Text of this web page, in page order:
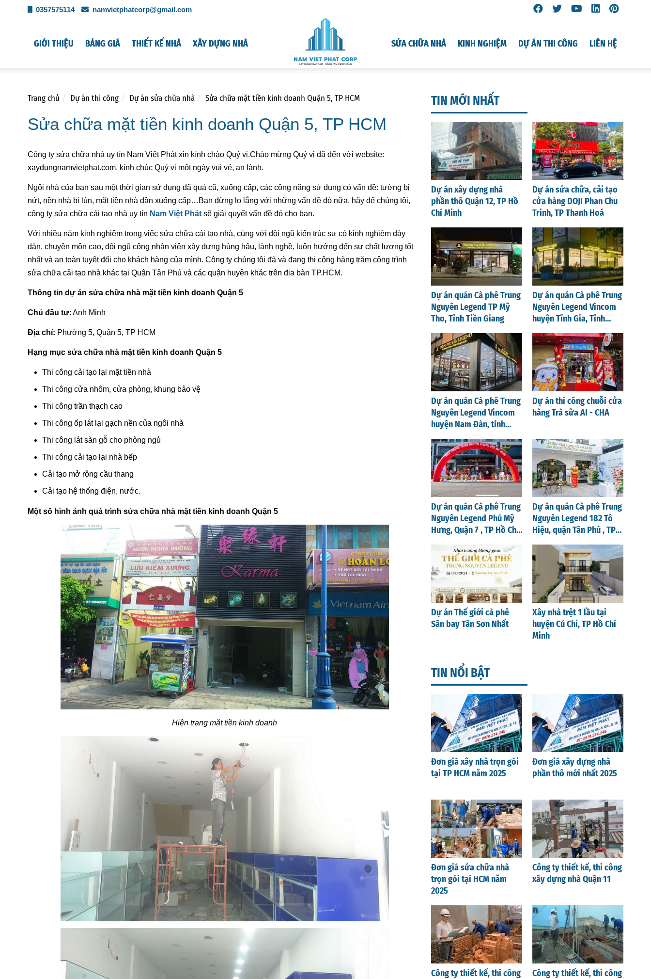
0357575114 namvietphatcorp@gmail.com
GIỚI THIỆU BẢNG GIÁ THIẾT KẾ NHÀ XÂY DỰNG NHÀ SỬA CHỮA NHÀ KINH NGHIỆM DỰ ÁN THI CÔNG LIÊN HỆ
Trang chủ Dự án thi công Dự án sửa chữa nhà Sửa chữa mặt tiền kinh doanh Quận 5, TP HCM
Sửa chữa mặt tiền kinh doanh Quận 5, TP HCM
Công ty sửa chữa nhà uy tín Nam Việt Phát xin kính chào Quý vị.Chào mừng Quý vị đã đến với website:
xaydungnamvietphat.com, kính chúc Quý vị một ngày vui vẻ, an lành.
Ngôi nhà của bạn sau một thời gian sử dụng đã quá cũ, xuống cấp, các công năng sử dụng có vấn đề: tường bị
nứt, nền nhà bị lún, mặt tiền nhà dần xuống cấp…Bạn đừng lo lắng với những vấn đề đó nữa, hãy để chúng tôi,
công ty sửa chữa cải tạo nhà uy tín Nam Việt Phát sẽ giải quyết vấn đề đó cho bạn.
Với nhiều năm kinh nghiệm trong việc sửa chữa cải tạo nhà, cùng với đội ngũ kiến trúc sư có kinh nghiệm dày
dặn, chuyên môn cao, đội ngũ công nhân viên xây dựng hùng hậu, lành nghề, luôn hướng đến sự chất lượng tốt
nhất và an toàn tuyệt đối cho khách hàng của mình. Công ty chúng tôi đã và đang thi công hàng trăm công trình
sửa chữa cải tạo nhà khác tại Quận Tân Phú và các quận huyện khác trên địa bàn TP.HCM.
Thông tin dự án sửa chữa nhà mặt tiền kinh doanh Quận 5
Chủ đầu tư: Anh Minh
Địa chỉ: Phường 5, Quận 5, TP HCM
Hạng mục sửa chữa nhà mặt tiền kinh doanh Quận 5
Thi công cải tạo lại mặt tiền nhà
Thi công cửa nhôm, cửa phòng, khung bảo vệ
Thi công trần thạch cao
Thi công ốp lát lại gạch nền của ngôi nhà
Thi công lát sàn gỗ cho phòng ngủ
Thi công cải tạo lại nhà bếp
Cải tạo mở rộng cầu thang
Cải tạo hệ thống điện, nước.
Một số hình ảnh quá trình sửa chữa nhà mặt tiền kinh doanh Quận 5
Hiện trạng mặt tiền kinh doanh
TIN MỚI NHẤT
Dự án xây dựng nhà
phần thô Quận 12, TP Hồ
Chí Minh
Dự án sửa chữa, cải tạo
cửa hàng DOJI Phan Chu
Trinh, TP Thanh Hoá
Dự án quán Cà phê Trung
Nguyên Legend TP Mỹ
Tho, Tỉnh Tiền Giang
Dự án quán Cà phê Trung
Nguyên Legend Vincom
huyện Tĩnh Gia, Tỉnh
Dự án quán Cà phê Trung
Nguyên Legend Vincom
huyện Nam Đàn, tỉnh
Dự án thi công chuỗi cửa
hàng Trà sữa AI - CHA
Dự án quán Cà phê Trung
Nguyên Legend Phú Mỹ
Hưng, Quận 7 , TP Hồ Chí
Dự án quán Cà phê Trung
Nguyên Legend 182 Tô
Hiệu, quận Tân Phú , TP
Dự án Thế giới cà phê
Sân bay Tân Sơn Nhất
Xây nhà trệt 1 lầu tại
huyện Củ Chi, TP Hồ Chí
Minh
TIN NỔI BẬT
Đơn giá xây nhà trọn gói
tại TP HCM năm 2025
Đơn giá xây dựng nhà
phần thô mới nhất 2025
Đơn giá sửa chữa nhà
trọn gói tại HCM năm
2025
Công ty thiết kế, thi công
xây dựng nhà Quận 11
Công ty thiết kế, thi công
Công ty thiết kế, thi công